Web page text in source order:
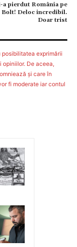
a pierdut România pe
Bolt! Deloc incredibil.
Doar trist
exprimării
De aceea,
şi care în
fi moderate iar contul